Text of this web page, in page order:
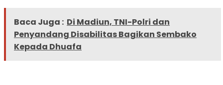
Baca Juga : Di Madiun, TNI-Polri dan
Penyandang Disabilitas Bagikan Sembako
Kepada Dhuafa